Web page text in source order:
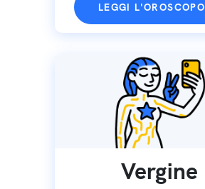
LEGGI L'OROSCOPO
Vergine